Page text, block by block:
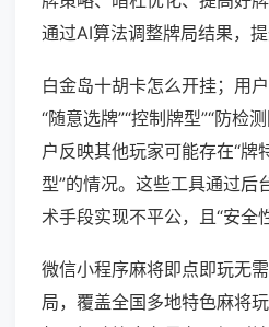
通过AI算法调整牌局结果，提
白金岛十胡卡怎么开挂；用
“随意选牌”“控制牌型”“防检
户反映其他玩家可能存在“牌
型”的情况。这些工具通过后
术手段实现不平公，且“安全
微信小程序麻将即点即玩无
局，覆盖全国多地特色麻将